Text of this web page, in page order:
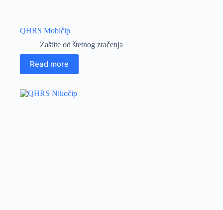
QHRS Mobičip
Zaštite od štetnog zračenja
Read more